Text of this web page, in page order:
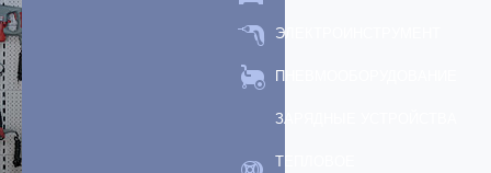
ЭЛЕКТРОИНСТРУМЕНТ
ПНЕВМООБОРУДОВАНИЕ
ЗАРЯДНЫЕ УСТРОЙСТВА
ТЕПЛОВОЕ